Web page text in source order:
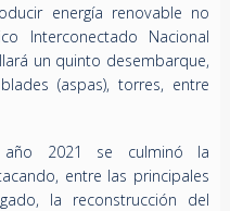
energía renovable no
Interconectado Nacional
un quinto desembarque,
(aspas), torres, entre
2021 se culminó la
entre las principales
la reconstrucción del